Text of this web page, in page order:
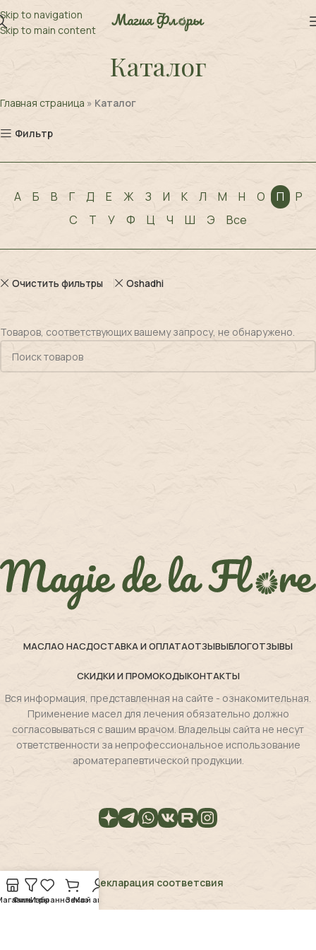
Skip to navigation
Skip to main content
Каталог
Главная страница » Каталог
Фильтр
А Б В Г Д Е Ж З И К Л М Н О П
Р
С
Т У Ф Ц Ч Ш Э Все
Очистить фильтры Oshadhi
Товаров, соответствующих вашему запросу, не обнаружено.
МАСЛАО НАСДОСТАВКА И ОПЛАТАОТЗЫВЫБЛОГОТЗЫВЫ
СКИДКИ И ПРОМОКОДЫКОНТАКТЫ
Вся информация, представленная на сайте - ознакомительная.
Применение масел для лечения обязательно должно
согласовываться с вашим врачом. Владельцы сайта не несут
ответственности за непрофессиональное использование
ароматерапевтической продукции.
Декларация соответсвия
ФильтрыИзбранноеЗаказ
Мой аккаунт